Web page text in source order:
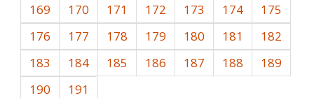
169
170 171 172 173 174
175
176
177 178 179 180 181
182
183
184 185 186 187 188
189
190
191